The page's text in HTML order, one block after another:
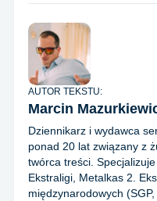
AUTOR TEKSTU:
Marcin
Dziennikarz i wydawca
ponad 20 lat związany z
twórca treści.
Ekstraligi, Metalkas 2.
międzynarodowych